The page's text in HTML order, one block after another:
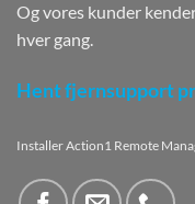
Og vores kunder
hver gang.
Hent fjernsupport
Installer Action1 Remote